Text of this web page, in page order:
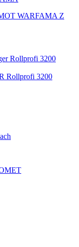
WARFAMA Z
Rollprofi 3200
Rollprofi 3200